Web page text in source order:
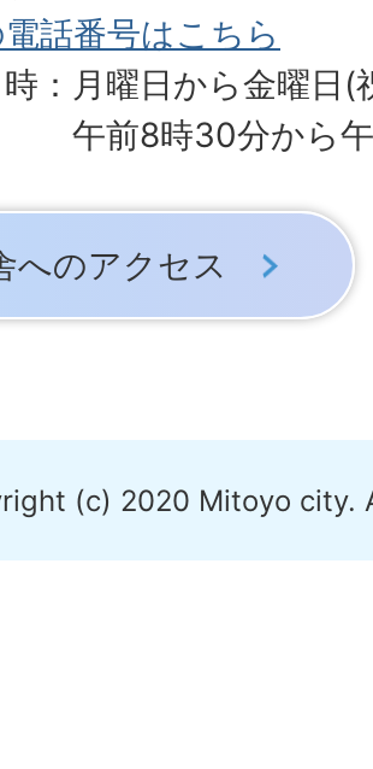
話番号はこちら
：月曜日から金曜日(
午前8時30分から
へのアクセス
(c) 2020 Mitoyo city.